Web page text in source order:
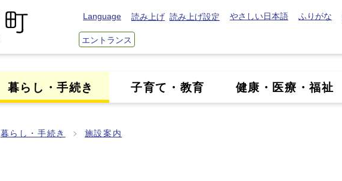
Language 読み上げ 読み上げ設定 やさしい日本語 ふりがな
エントランス
暮らし・手続き 子育て・教育 健康・医療・福祉
暮らし・手続き 施設案内